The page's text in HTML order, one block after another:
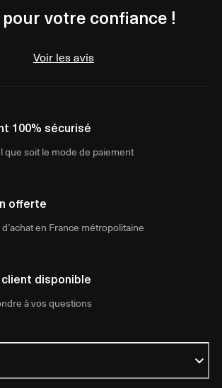
votre confiance !
Voir les avis
100% sécurisé
que soit le mode de paiement
offerte
en France métropolitaine
disponible
à vos questions